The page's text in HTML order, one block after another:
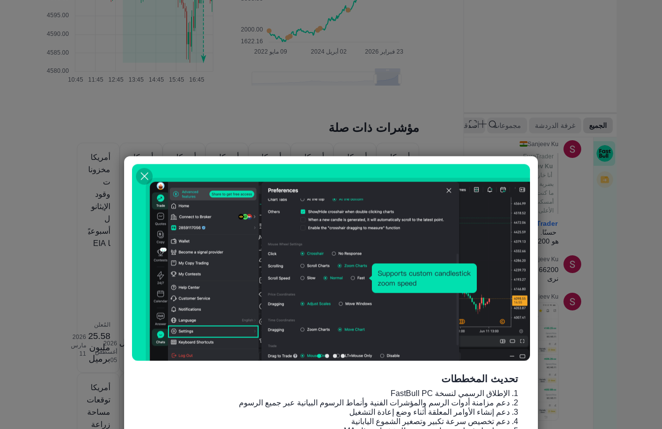
مؤشرات ذات صلة
أمريكا
ط
خام
تكسا
واحدة
EIA
البرميل ‎07
أمريكا
إنتاج
على
المدى
للعام
المقبل
EIA
يوم
أمريكا
إنتاج
ي
للعام
EIA
(يوليو)
المُعلن
اليوم
يوليو
أمريكا
إنتاج
النفط
القصير
لهذا
العام
EIA
(يوليو)
13.78
مليون
براميل/
يوم
2026‎
أمريكا
إنتاج
الغاز
ي لهذا
(يوليو)
مليار
قدم
اليوم
أمريكا
المنتجا
ت
البترولي
ة
الأسبو
عية
EIA
-317
ألف
براميل/
يوم
2026‎
أغسطس
‎05
أمريكا
مخزون
البنزين
المعاد
صياغته
المُعلن
0.0برميل
2026‎
أغسطس
‎05
أمريكا
مخزونا
ت
وقود
الإيثانو
ل
أسبوعيً
ا EIA
المُعلن
25.58
مليون
برميل
2026‎
مارس
‎11
إجمالي
إنتاج
وقود
التدفقا
ت
الضمني
الطلب
الطلب
أمريكا
توقعات
مساحة
زراعة
تحديث المخططات